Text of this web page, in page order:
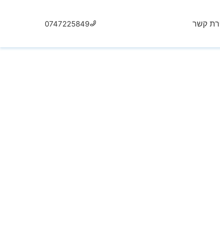
קשר 0747225849